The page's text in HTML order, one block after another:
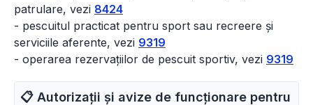
patrulare, vezi 8424
- pescuitul practicat pentru sport sau recreere și
serviciile aferente, vezi 9319
- operarea rezervațiilor de pescuit sportiv, vezi 9319
📋 Autorizații și avize de funcționare pentru